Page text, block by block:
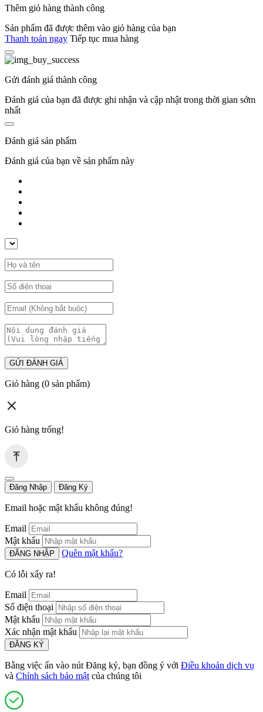
Thêm giỏ hàng thành công
Sản phẩm đã được thêm vào giỏ hàng của bạn
Thanh toán ngay Tiếp tục mua hàng
Gửi đánh giá thành công
Đánh giá của bạn đã được ghi nhận và cập nhật trong thời gian sớm
nhất
Đánh giá sản phẩm
Đánh giá của bạn về sản phẩm này
GỬI ĐÁNH GIÁ
Giỏ hàng (0 sản phẩm)
Giỏ hàng trống!
Đăng Nhập Đăng Ký
Email hoặc mật khẩu không đúng!
Email
Mật khẩu
ĐĂNG NHẬP Quên mật khẩu?
Có lỗi xẩy ra!
Email
Số điện thoại
Mật khẩu
Xác nhận mật khẩu
ĐĂNG KÝ
Bằng việc ấn vào nút Đăng ký, bạn đồng ý với Điều khoản dịch vụ
và Chính sách bảo mật của chúng tôi